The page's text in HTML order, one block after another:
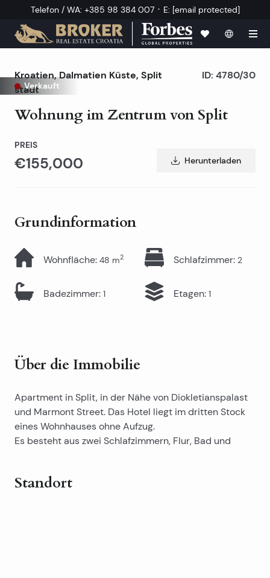
Telefon / WA: +385 98 384 007 · E: [email protected]
Verkauft
Kroatien,Dalmatien Küste, Split
stadt
Wohnung im Zentrum von Split
ID: 4780/30
PREIS
€155,000 Herunterladen
Grundinformation
Wohnfläche: 48 m2 Schlafzimmer: 2
Badezimmer: 1 Etagen: 1
Über die Immobilie
Apartment in Split, in der Nähe von Diokletianspalast
und Marmont Street. Das Hotel liegt im dritten Stock
eines Wohnhauses ohne Aufzug.
Es besteht aus zwei Schlafzimmern, Flur, Bad und
Sie haben Fenster, renovierte Schlafzimmer und Flur
Standort